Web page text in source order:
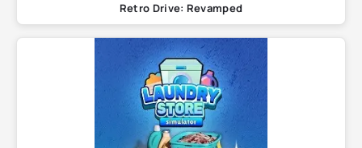
Retro Drive: Revamped